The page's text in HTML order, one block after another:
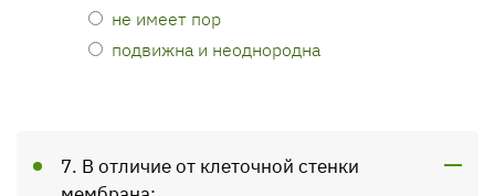
не имеет пор
подвижна и неоднородна
7. В отличие от клеточной стенки